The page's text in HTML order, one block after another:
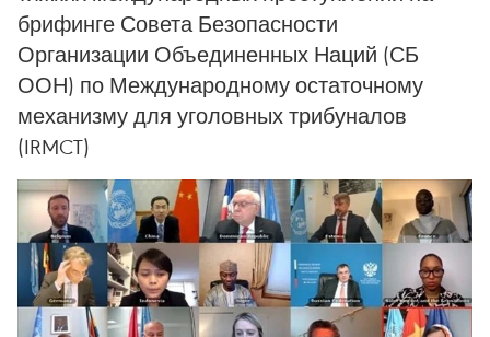
брифинге Совета Безопасности
Организации Объединенных Наций (СБ
ООН) по Международному остаточному
механизму для уголовных трибуналов
(IRMCT)